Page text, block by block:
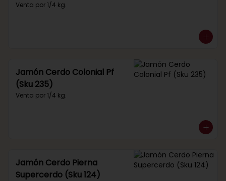
Venta por 1/4 kg.
Jamón Cerdo Colonial Pf
(Sku 235)
Venta por 1/4 kg.
Jamón Cerdo Pierna
Supercerdo (Sku 124)